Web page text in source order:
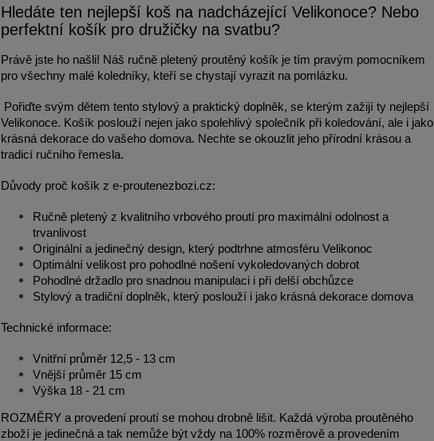
Hledáte ten nejlepší koš na nadcházející Velikonoce? Nebo
perfektní košík pro družičky na svatbu?
Právě jste ho našli! Náš ručně pletený proutěný košík je tím pravým pomocníkem
pro všechny malé koledníky, kteří se chystají vyrazit na pomlázku.
Pořiďte svým dětem tento stylový a praktický doplněk, se kterým zažijí ty nejlepší
Velikonoce. Košík poslouží nejen jako spolehlivý společník při koledování, ale i jako
krásná dekorace do vašeho domova. Nechte se okouzlit jeho přírodní krásou a
tradicí ručního řemesla.
Důvody proč košík z e-proutenezbozi.cz:
Ručně pletený z kvalitního vrbového proutí pro maximální odolnost a
trvanlivost
Originální a jedinečný design, který podtrhne atmosféru Velikonoc
Optimální velikost pro pohodlné nošení vykoledovaných dobrot
Pohodlné držadlo pro snadnou manipulaci i při delší obchůzce
Stylový a tradiční doplněk, který poslouží i jako krásná dekorace domova
Technické informace:
Vnitřní průměr 12,5 - 13 cm
Vnější průměr 15 cm
Výška 18 - 21 cm
ROZMĚRY a provedení proutí se mohou drobně lišit. Každá výroba proutěného
zboží je jedinečná a tak nemůže být vždy na 100% rozměrově a provedením